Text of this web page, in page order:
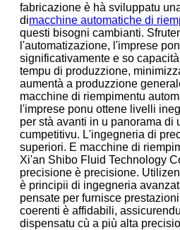
fabricazione è hà sviluppatu
dimacchine automatiche di
questi bisogni cambianti.
l'automatizazione, l'imprese
significativamente e so
tempu di produzzione,
aumentà a produzzione
macchine di riempimentu
l'imprese ponu ottene livelli
per stà avanti in u panorama di
cumpetitivu. L'ingegneria di
superiori. E macchine di
Xi'an Shibo Fluid Technology
precisione è precisione.
è principii di ingegneria
pensate per furnisce
coerenti è affidabili,
dispensatu cù a più alta